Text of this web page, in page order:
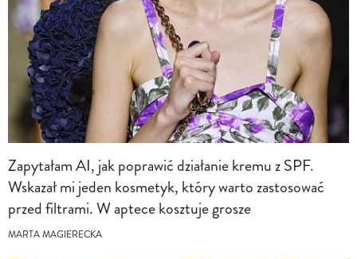
Zapytałam AI, jak poprawić działanie kremu z SPF.
Wskazał mi jeden kosmetyk, który warto zastosować
przed filtrami. W aptece kosztuje grosze
MARTA MAGIERECKA